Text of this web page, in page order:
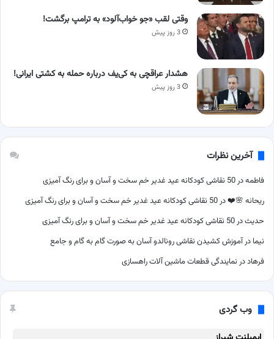
وقتی لقب «جو خواب‌آلود» به ترامپ برگشت!
3 روز پیش
هشدار عراقچی به کی‌یف درباره حمله به کشتی ایرانی!
3 روز پیش
آخرین نظرات
فاطمهدر 50 نقاشی کودکانه عید غدیر خم سخت و آسان و برای رنگ آمیزی
ریحانه 🌸❤️در 50 نقاشی کودکانه عید غدیر خم سخت و آسان و برای رنگ آمیزی
حدیثدر 50 نقاشی کودکانه عید غدیر خم سخت و آسان و برای رنگ آمیزی
نیما درآموزش کشیدن نقاشی رونالدو آسان به صورت گام به گام و جامع
فرهاددر نمایندگی قطعات ماشین آلات راهسازی
وب گردی